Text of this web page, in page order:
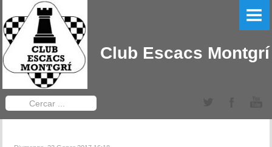
Club Escacs Montgrí
PORTADA
EL CLUB
LLIGA CATALANA
Equips Sub-12
...